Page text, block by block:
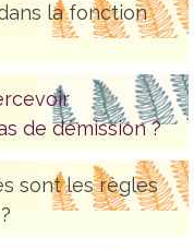
la fonction
de démission ?
sont les règles